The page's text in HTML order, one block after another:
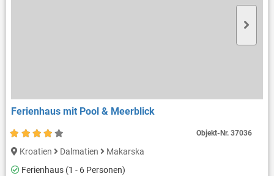
Ferienhaus mit Pool & Meerblick
Kroatien Dalmatien
Makarska
Ferienhaus (1 - 6 Personen)
Objekt-Nr.37036